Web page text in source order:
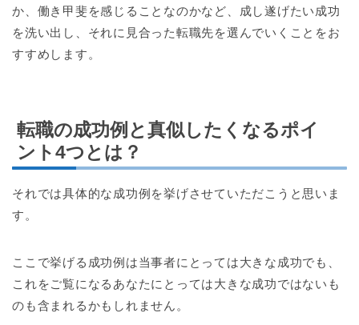
か、働き甲斐を感じることなのかなど、成し遂げたい成功
を洗い出し、それに見合った転職先を選んでいくことをお
すすめします。
転職の成功例と真似したくなるポイ
ント4つとは？
それでは具体的な成功例を挙げさせていただこうと思いま
す。
ここで挙げる成功例は当事者にとっては大きな成功でも、
これをご覧になるあなたにとっては大きな成功ではないも
のも含まれるかもしれません。